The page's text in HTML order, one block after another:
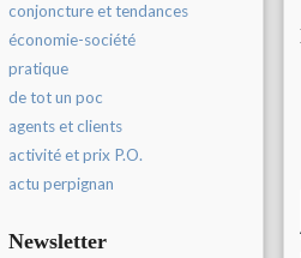
conjoncture et tendances
économie-société
pratique
de tot un poc
agents et clients
activité et prix P.O.
actu perpignan
Newsletter